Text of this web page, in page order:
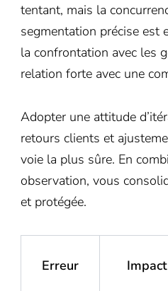
tentant, mais la
segmentation précise est
la confrontation avec les
relation forte avec une
Adopter une attitude
retours clients et
voie la plus sûre. En
observation, vous
et protégée.
Erreur Impact